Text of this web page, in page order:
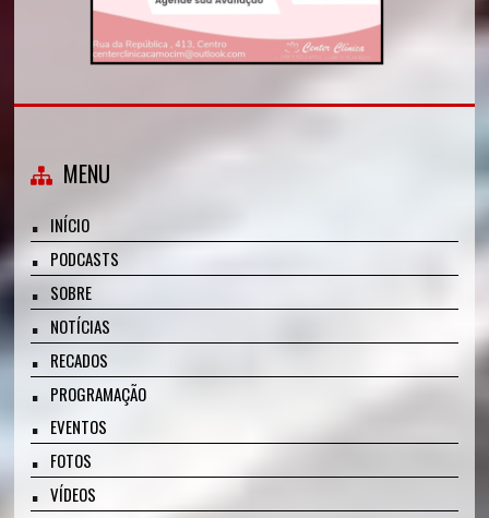
MENU
INÍCIO
PODCASTS
SOBRE
NOTÍCIAS
RECADOS
PROGRAMAÇÃO
EVENTOS
FOTOS
VÍDEOS